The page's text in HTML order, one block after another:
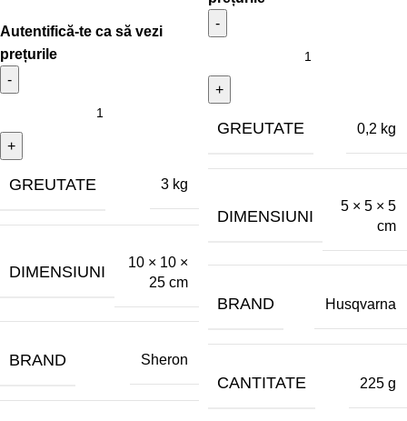
GREUTATE 3 kg
DIMENSIUNI
10 × 10 ×
25 cm
BRAND Sheron
GREUTATE 0,2 kg
DIMENSIUNI
5 × 5 × 5
cm
BRAND Husqvarna
CANTITATE 225 g